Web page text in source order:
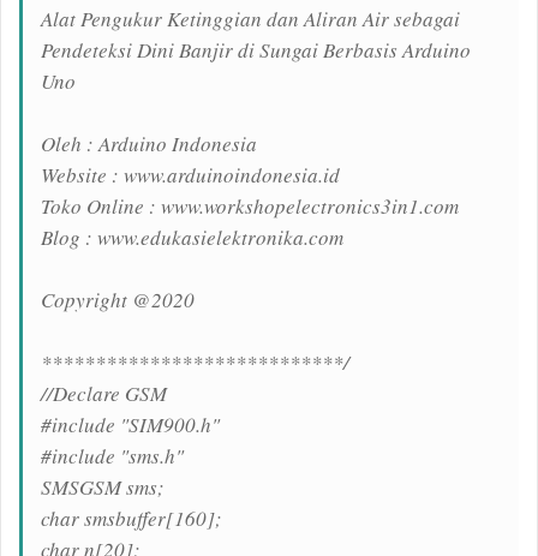
Alat Pengukur Ketinggian dan Aliran Air sebagai
Pendeteksi Dini Banjir di Sungai Berbasis Arduino
Uno
Oleh : Arduino Indonesia
Website : www.arduinoindonesia.id
Toko Online : www.workshopelectronics3in1.com
Blog : www.edukasielektronika.com
Copyright @2020
****************************/
//Declare GSM
#include "SIM900.h"
#include "sms.h"
SMSGSM sms;
char smsbuffer[160];
char n[20];